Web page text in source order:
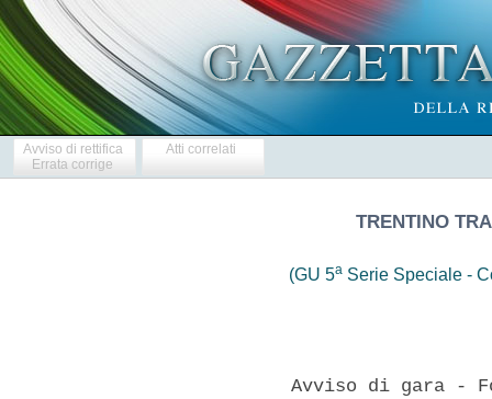
Avviso di rettifica
Errata corrige
Atti correlati
TRENTINO
(GU 5a Serie Speciale -
Avviso di gara -